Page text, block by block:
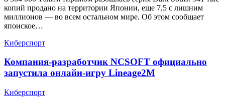
копий продано на территории Японии, еще 7,5 с лишним
миллионов — во всем остальном мире. Об этом сообщает
японское…
Киберспорт
Компания-разработчик NCSOFT официально
запустила онлайн-игру Lineage2M
Киберспорт